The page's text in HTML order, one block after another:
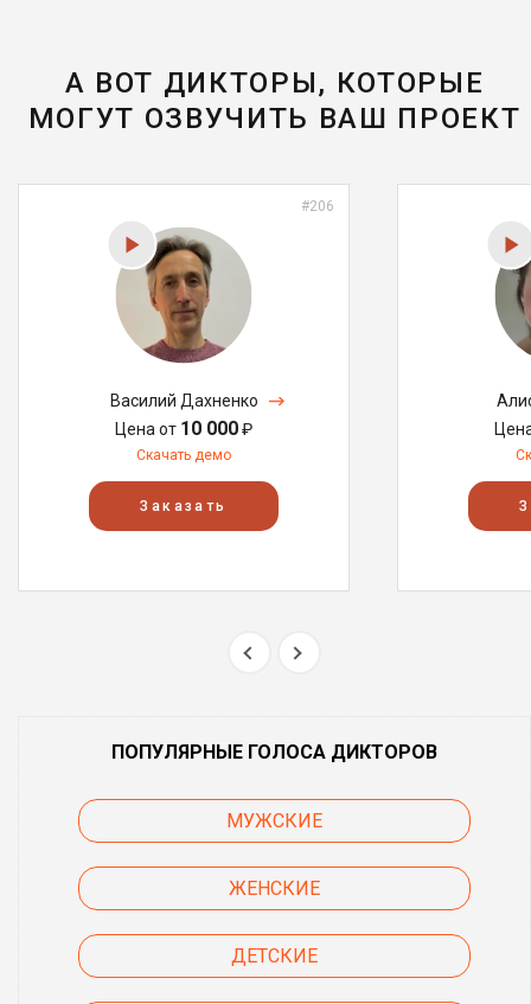
А ВОТ ДИКТОРЫ, КОТОРЫЕ
МОГУТ ОЗВУЧИТЬ ВАШ ПРОЕКТ
#206
Василий Дахненко
Цена от 10 000₽
Скачать демо
Заказать
ПОПУЛЯРНЫЕ ГОЛОСА ДИКТОРОВ
МУЖСКИЕ
ЖЕНСКИЕ
ДЕТСКИЕ